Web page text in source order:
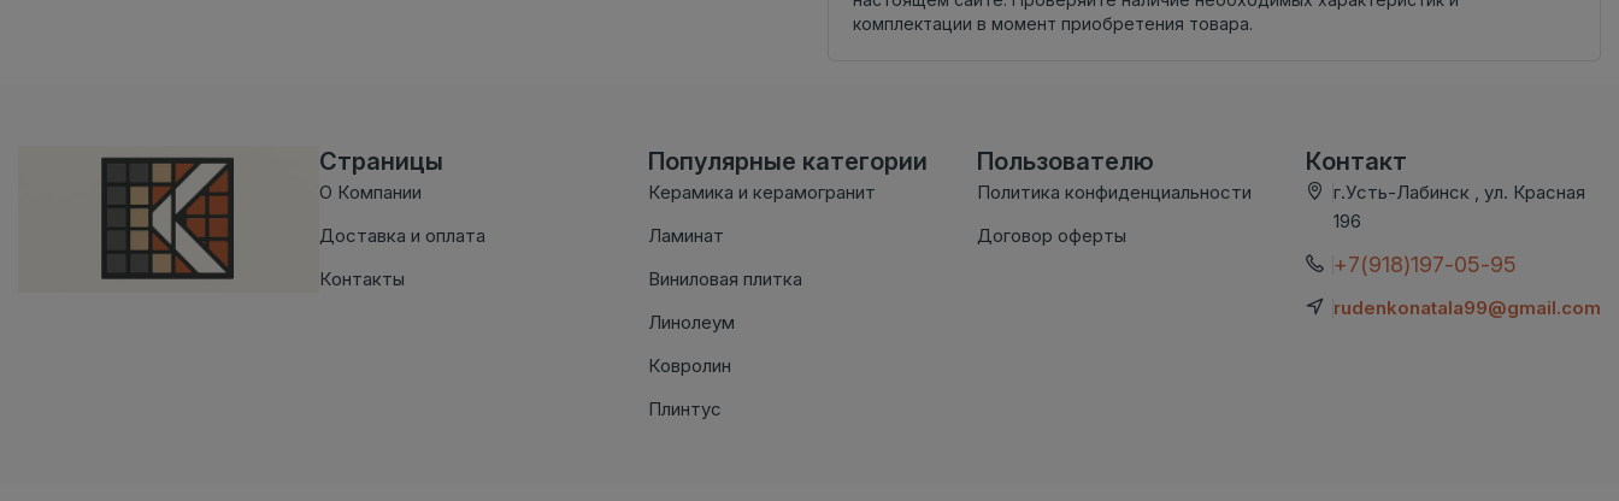
комплектации в момент приобретения товара.
Страницы
О Компании
Доставка и оплата
Контакты
Популярные категории
Керамика и керамогранит
Ламинат
Виниловая плитка
Линолеум
Ковролин
Плинтус
Пользователю
Политика конфиденциальности
Договор оферты
Контакт
г.Усть-Лабинск , ул. Красная
196
+7(918)197-05-95
rudenkonatala99@gmail.com